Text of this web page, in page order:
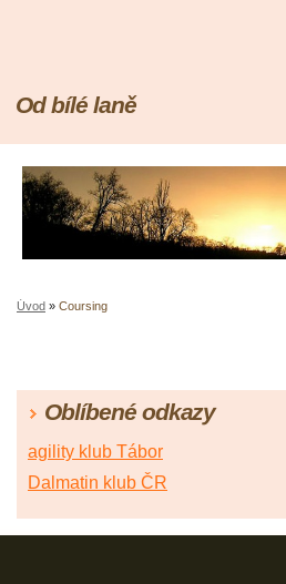
Od bílé laně
Úvod » Coursing
Oblíbené odkazy
agility klub Tábor
Dalmatin klub ČR